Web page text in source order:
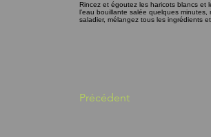
Rincez et égoutez les haricots blancs et
l’eau bouillante salée quelques
saladier, mélangez tous les ingrédients
Précédent